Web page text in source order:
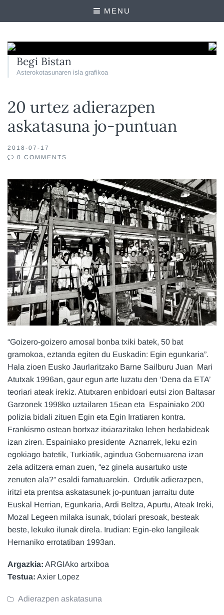
MENU
Begi Bistan
Asterokotasunaren isla grafikoa
20 urtez adierazpen
askatasuna jo-puntuan
2018-07-17
0 COMMENTS
“Goizero-goizero amosal bonba txiki batek, 50 bat
gramokoa, eztanda egiten du Euskadin: Egin egunkaria”.
Hala zioen Eusko Jaurlaritzako Barne Sailburu Juan Mari
Atutxak 1996an, gaur egun arte luzatu den ‘Dena da ETA’
teoriari ateak irekiz. Atutxaren enbidoari eutsi zion Baltasar
Garzonek 1998ko uztailaren 15ean eta Espainiako 200
polizia bidali zituen Egin eta Egin Irratiaren kontra.
Frankismo ostean bortxaz itxiarazitako lehen hedabideak
izan ziren. Espainiako presidente Aznarrek, leku ezin
egokiago batetik, Turkiatik, agindua Gobernuarena izan
zela aditzera eman zuen, “ez ginela ausartuko uste
zenuten ala?” esaldi famatuarekin. Ordutik adierazpen,
iritzi eta prentsa askatasunek jo-puntuan jarraitu dute
Euskal Herrian, Egunkaria, Ardi Beltza, Apurtu, Ateak Ireki,
Mozal Legeen milaka isunak, txiolari presoak, besteak
beste, lekuko ilunak direla. Irudian: Egin-eko langileak
Hernaniko errotatiban 1993an.
Argazkia: ARGIAko artxiboa
Testua: Axier Lopez
Adierazpen askatasuna